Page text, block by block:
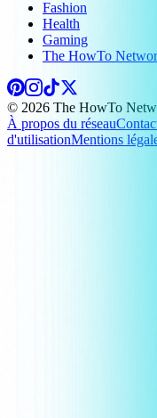
Fashion
Health
Gaming
The HowTo
© 2026 The HowTo
À propos du réseau
d'utilisationMentions